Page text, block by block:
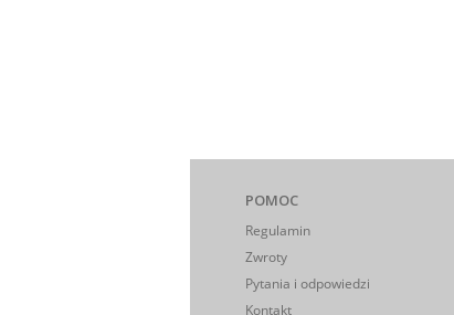
POMOC
Regulamin
Zwroty
Pytania i odpowiedzi
Kontakt